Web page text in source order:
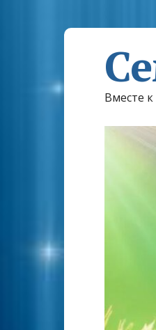
Вместе к